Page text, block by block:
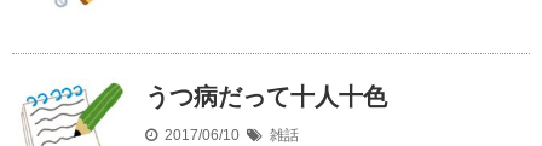
うつ病だって十人十色
2017/06/10 雑話